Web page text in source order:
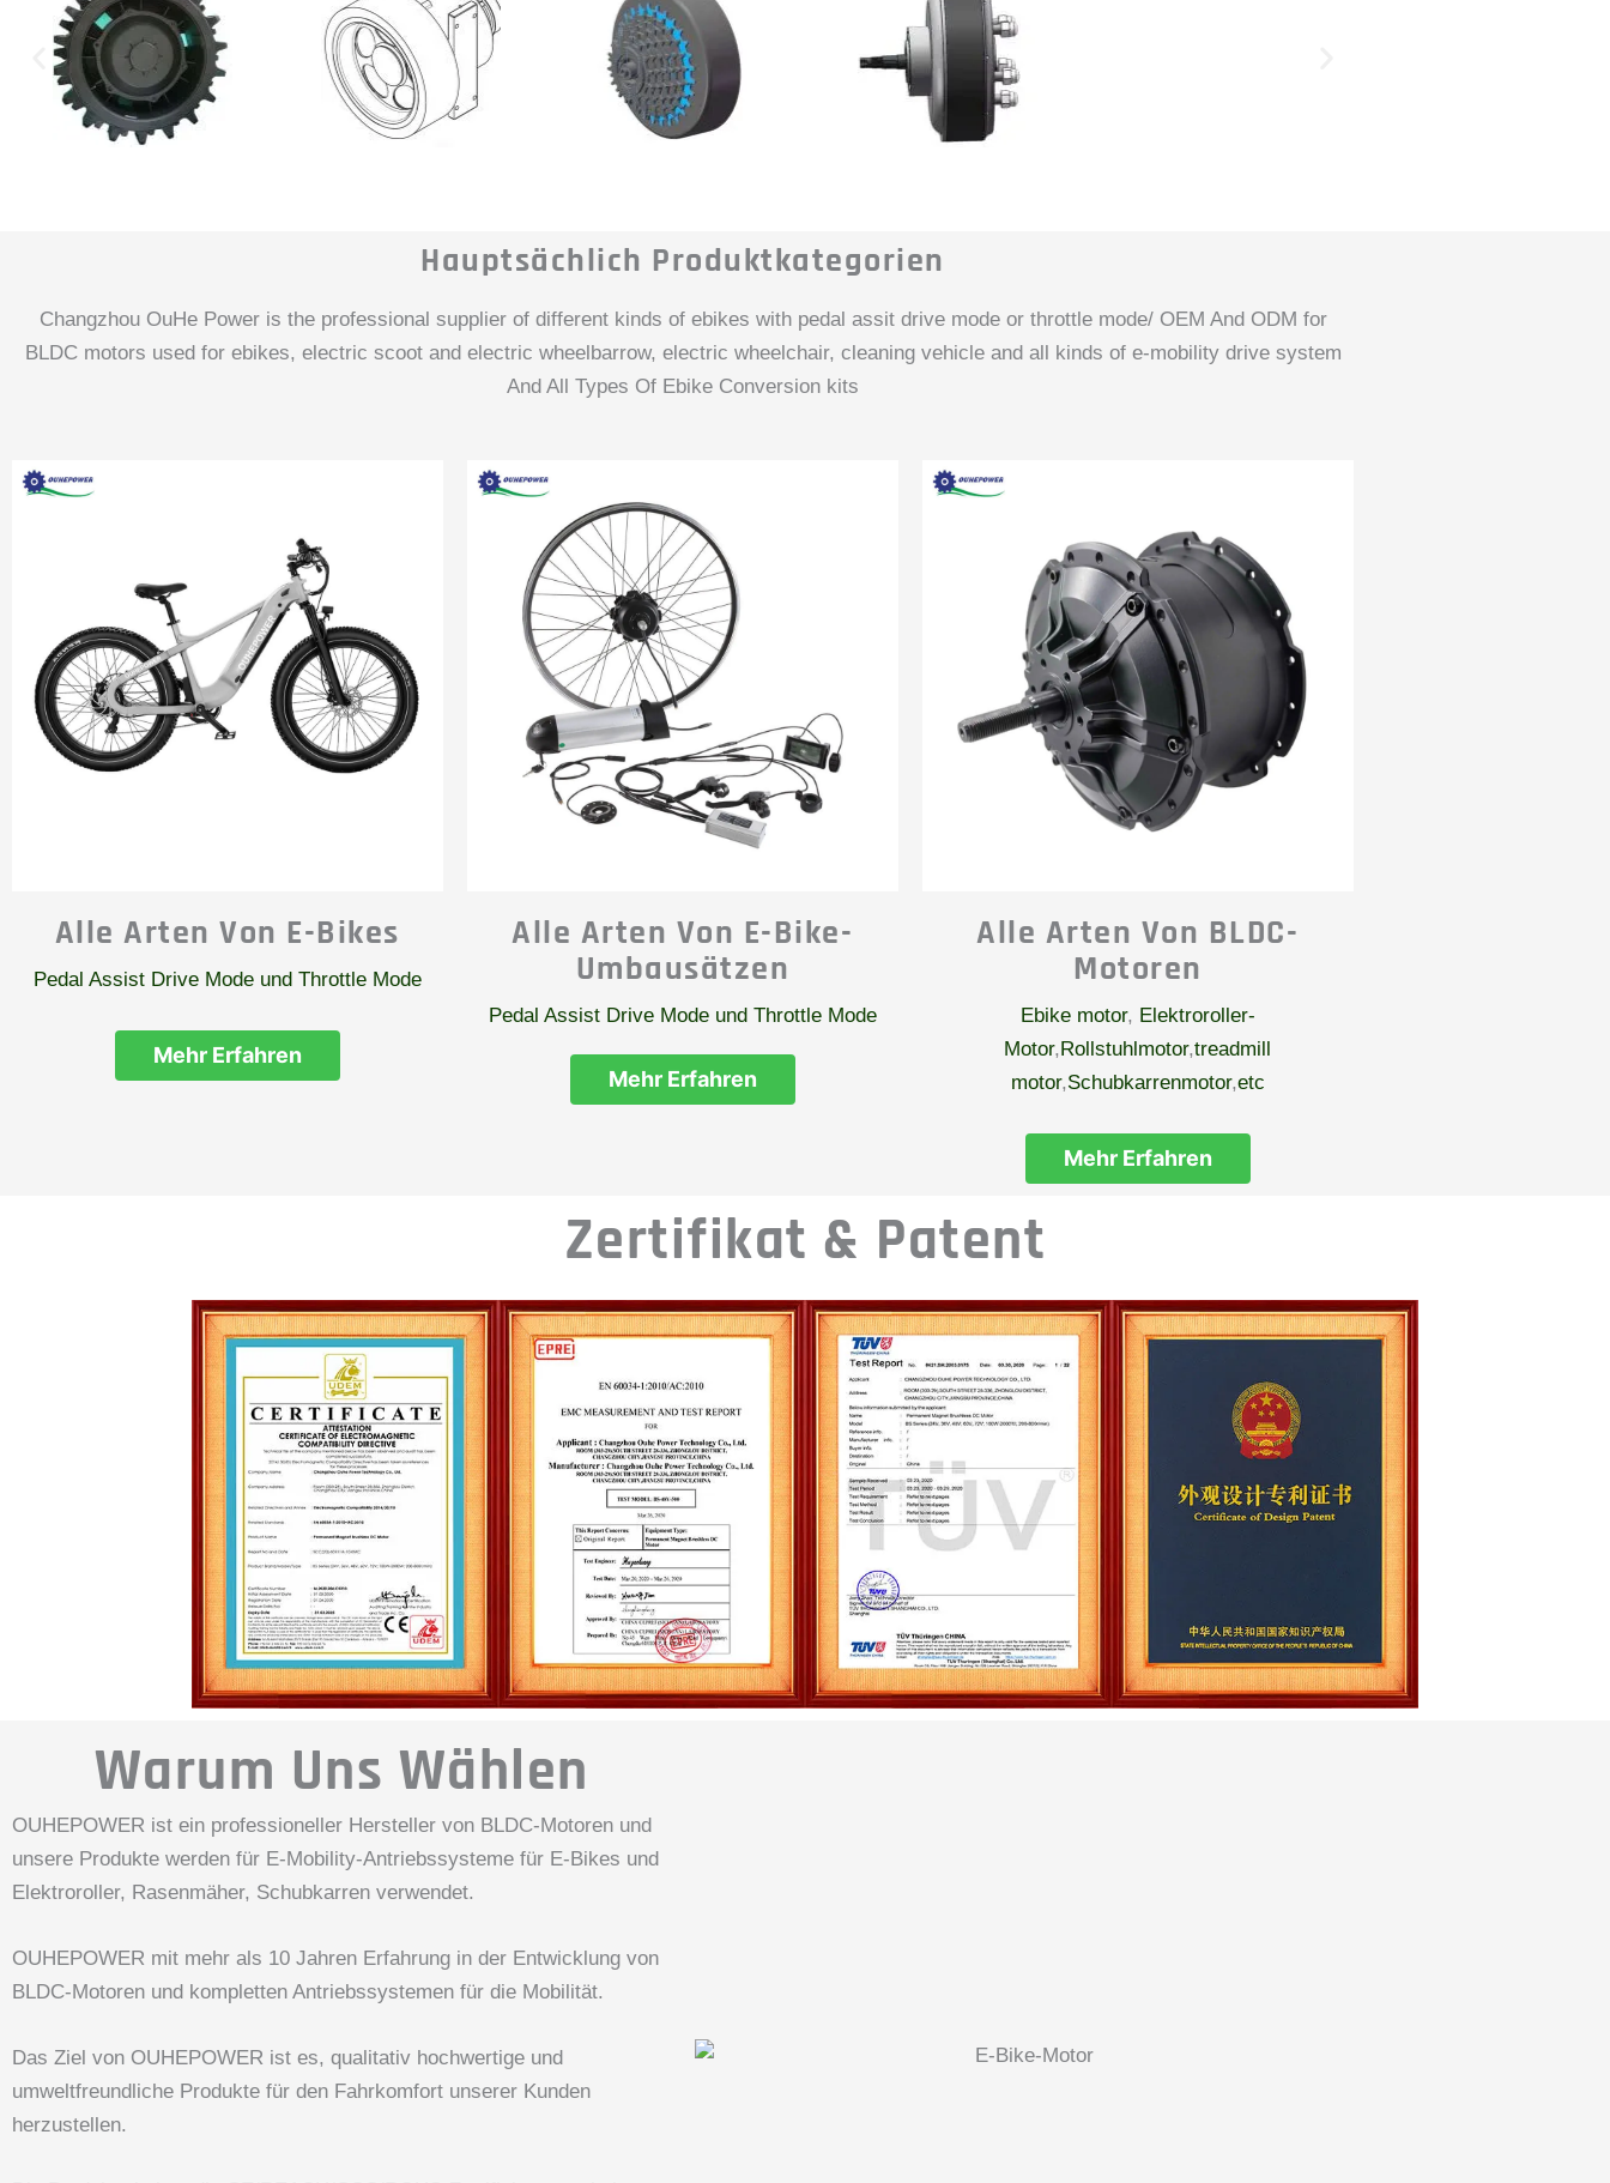
Hauptsächlich Produktkategorien
Changzhou OuHe Power is the professional supplier of different kinds of ebikes with pedal assit drive mode or throttle mode/ OEM And ODM for
BLDC motors used for ebikes, electric scoot and electric wheelbarrow, electric wheelchair, cleaning vehicle and all kinds of e-mobility drive system
And All Types Of Ebike Conversion kits
Alle Arten Von E-Bikes
Pedal Assist Drive Mode und Throttle Mode
Mehr Erfahren
Alle Arten Von E-Bike-
Umbausätzen
Pedal Assist Drive Mode und Throttle Mode
Mehr Erfahren
Alle Arten Von BLDC-
Motoren
Ebike motor, Elektroroller-
Motor, Rollstuhlmotor,treadmill
motor,Schubkarrenmotor,etc
Mehr Erfahren
Zertifikat & Patent
Warum Uns Wählen
OUHEPOWER ist ein professioneller Hersteller von BLDC-Motoren und
unsere Produkte werden für E-Mobility-Antriebssysteme für E-Bikes und
Elektroroller, Rasenmäher, Schubkarren verwendet.
OUHEPOWER mit mehr als 10 Jahren Erfahrung in der Entwicklung von
BLDC-Motoren und kompletten Antriebssystemen für die Mobilität.
Das Ziel von OUHEPOWER ist es, qualitativ hochwertige und
umweltfreundliche Produkte für den Fahrkomfort unserer Kunden
herzustellen.